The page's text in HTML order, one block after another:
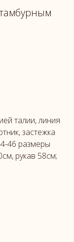
талии, линия
застежка
46 размеры
рукав 58см;